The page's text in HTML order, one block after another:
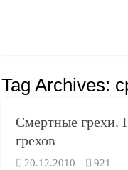
Tag Archives:
Смертные грехи.
грехов
20.12.2010 921